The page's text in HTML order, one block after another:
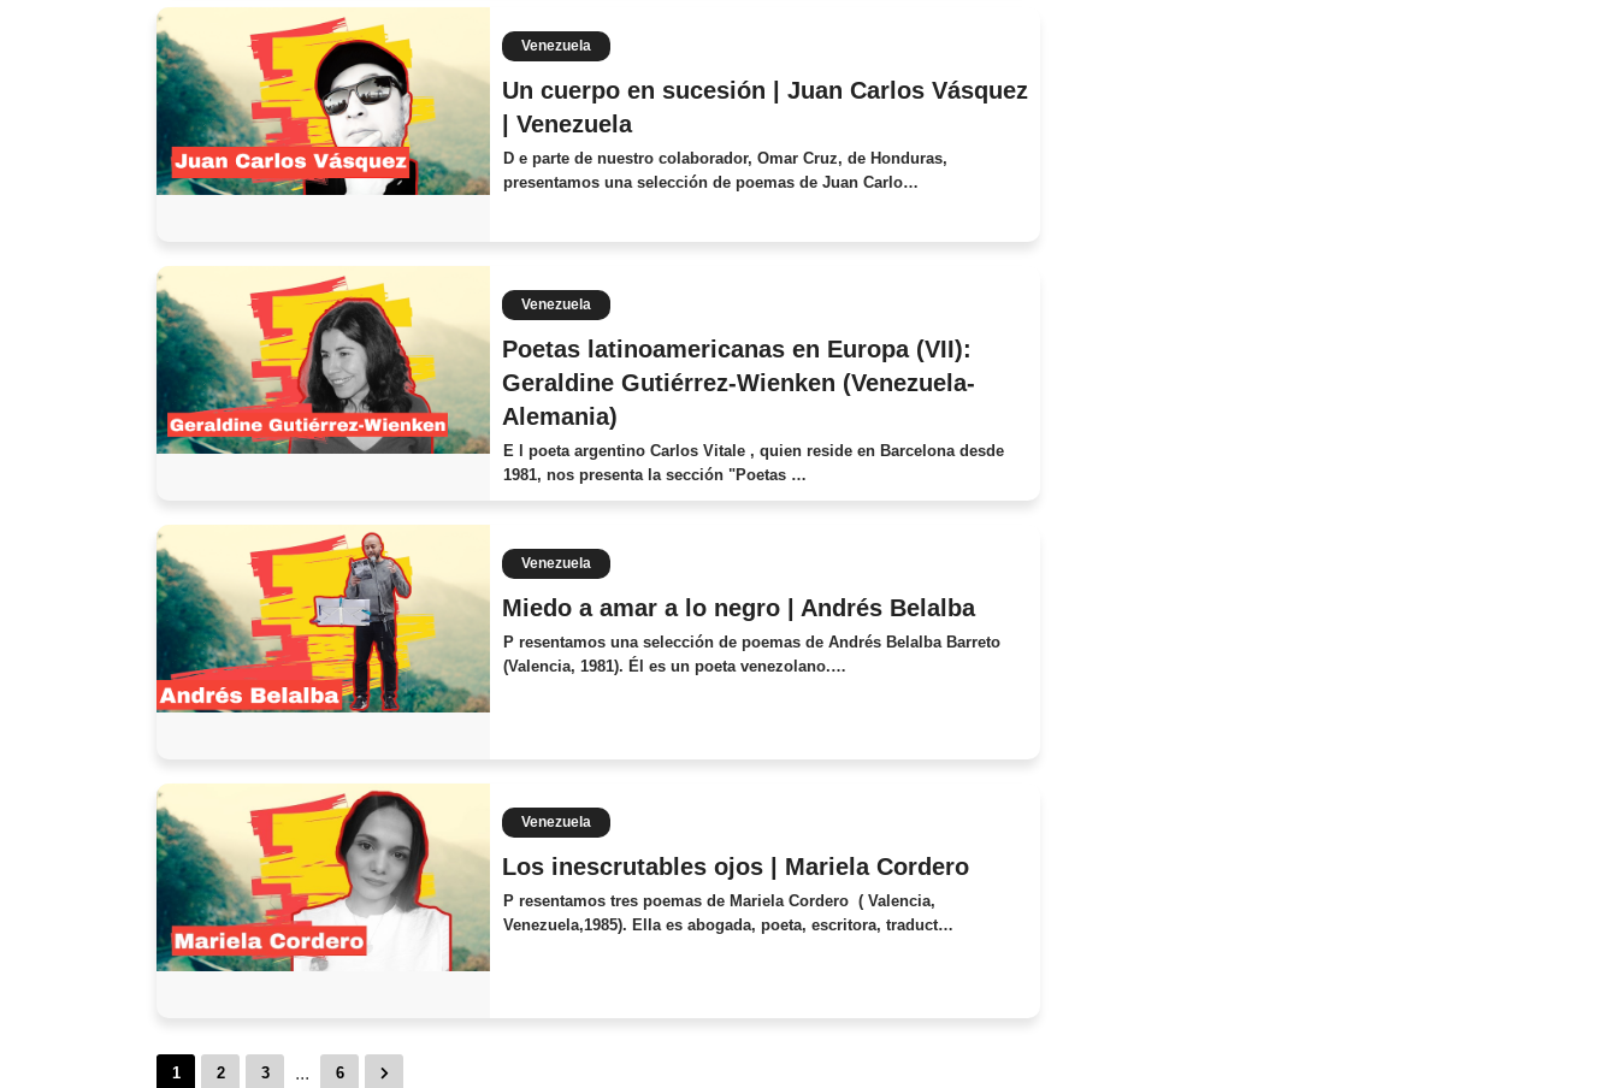
Venezuela
Un cuerpo en sucesión | Juan Carlos Vásquez
| Venezuela
D e parte de nuestro colaborador, Omar Cruz, de Honduras,
presentamos una selección de poemas de Juan Carlo…
Venezuela
Poetas latinoamericanas en Europa (VII):
Geraldine Gutiérrez-Wienken (Venezuela-
Alemania)
E l poeta argentino Carlos Vitale , quien reside en Barcelona desde
1981, nos presenta la sección "Poetas …
Venezuela
Miedo a amar a lo negro | Andrés Belalba
P resentamos una selección de poemas de Andrés Belalba Barreto
(Valencia, 1981). Él es un poeta venezolano.…
Venezuela
Los inescrutables ojos | Mariela Cordero
P resentamos tres poemas de Mariela Cordero ( Valencia,
Venezuela,1985). Ella es abogada, poeta, escritora, traduct…
1 2 3 ... 6